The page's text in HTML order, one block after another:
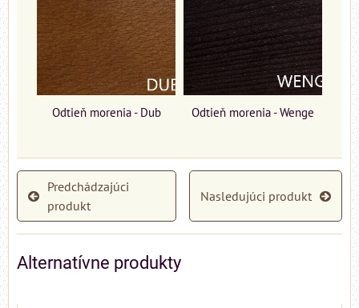
Odtieň morenia - Dub Odtieň morenia - Wenge
Predchádzajúci
produkt
Nasledujúci produkt
Alternatívne produkty